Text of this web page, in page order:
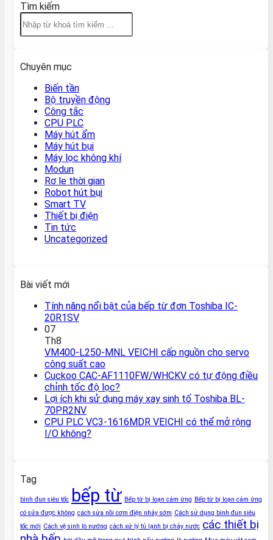
Tìm kiếm
Chuyên mục
Biến tần
Bộ truyền động
Công tắc
CPU PLC
Máy hút ẩm
Máy hút bụi
Máy lọc không khí
Modun
Rơ le thời gian
Robot hút bụi
Smart TV
Thiết bị điện
Tin tức
Uncategorized
Bài viết mới
Tính năng nổi bật của bếp từ đơn Toshiba IC-
20R1SV
07
Th8
VM400-L250-MNL VEICHI cấp nguồn cho servo
công suất cao
Cuckoo CAC-AF1110FW/WHCKV có tự động điều
chỉnh tốc độ lọc?
Lợi ích khi sử dụng máy xay sinh tố Toshiba BL-
70PR2NV
CPU PLC VC3-1616MDR VEICHI có thể mở rộng
I/O không?
Tag
bình đun siêu tốc bếp từ Bếp từ bị loạn cảm ứng Bếp từ bị loạn cảm ứng
có sửa được không cách sửa nồi cơm điện nhảy sớm Cách sử dụng bình đun siêu
tốc mới Cách vệ sinh lò nướng cách xử lý tủ lạnh bị chảy nước các thiết bị